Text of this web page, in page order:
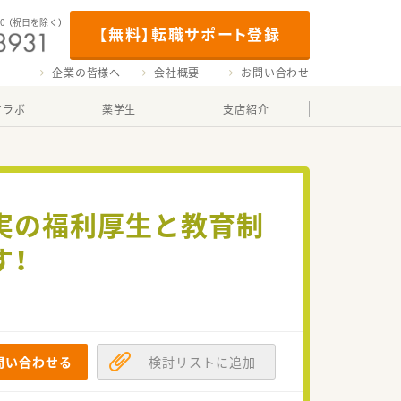
【無料】転職サポート登録
（祝日を除く）
企業の皆様へ 会社概要 お問い合わせ
ボ 薬学生 支店紹介
福利厚生と教育制
合わせる 検討リストに追加